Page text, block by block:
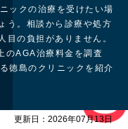
ックの治療を受けたい場
う。相談から診療や処方
目の負担がありません。
のAGA治療料金を調査
徳島のクリニックを紹介
更新日：2026年07月13日